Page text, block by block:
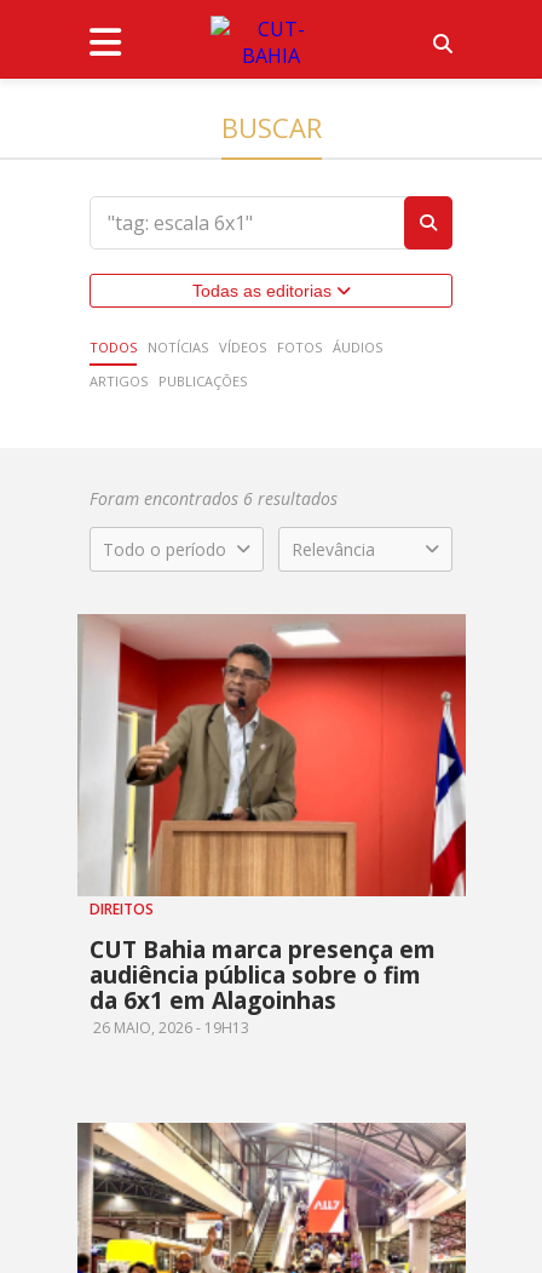
BUSCAR
Todas as editorias
TODOS NOTÍCIAS VÍDEOS FOTOS ÁUDIOS
ARTIGOS
PUBLICAÇÕES
Foram encontrados 6 resultados
Todo o período Relevância
DIREITOS
CUT Bahia marca presença em
audiência pública sobre o fim
da 6x1 em Alagoinhas
26 MAIO, 2026 - 19H13